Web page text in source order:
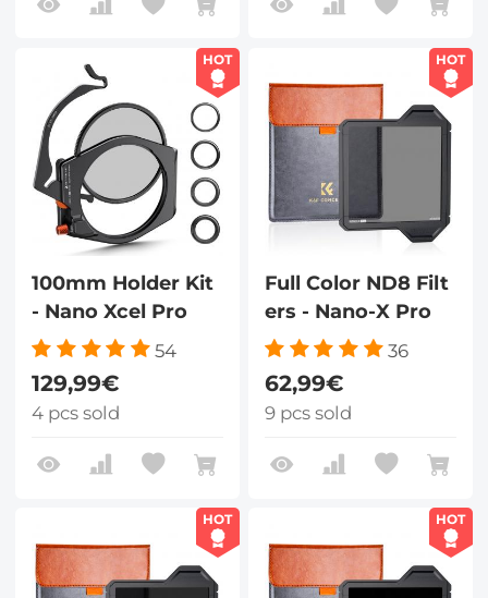
HOT
100mm Holder Kit
- Nano Xcel Pro
54
129,99€
4 pcs sold
HOT
Full Color ND8 Filt
ers - Nano-X Pro
36
62,99€
9 pcs sold
HOT HOT